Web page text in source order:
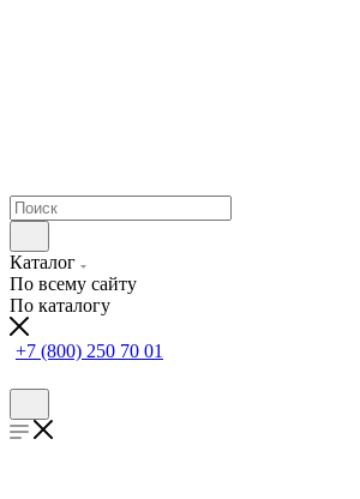
Каталог
По всему сайту
По каталогу
+7 (800) 250 70 01